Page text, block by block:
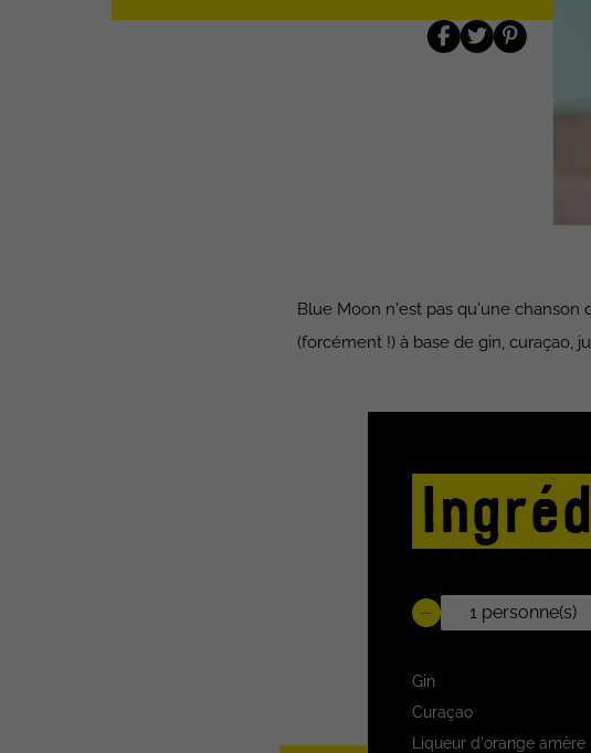
Blue Moon n'est pas qu'une chanson
(forcément !) à base de gin, curaçao,
Gin
Curaçao
Liqueur d'orange amère